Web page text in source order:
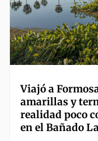
Viajó a
amarillas y
realidad poco
en el Bañado